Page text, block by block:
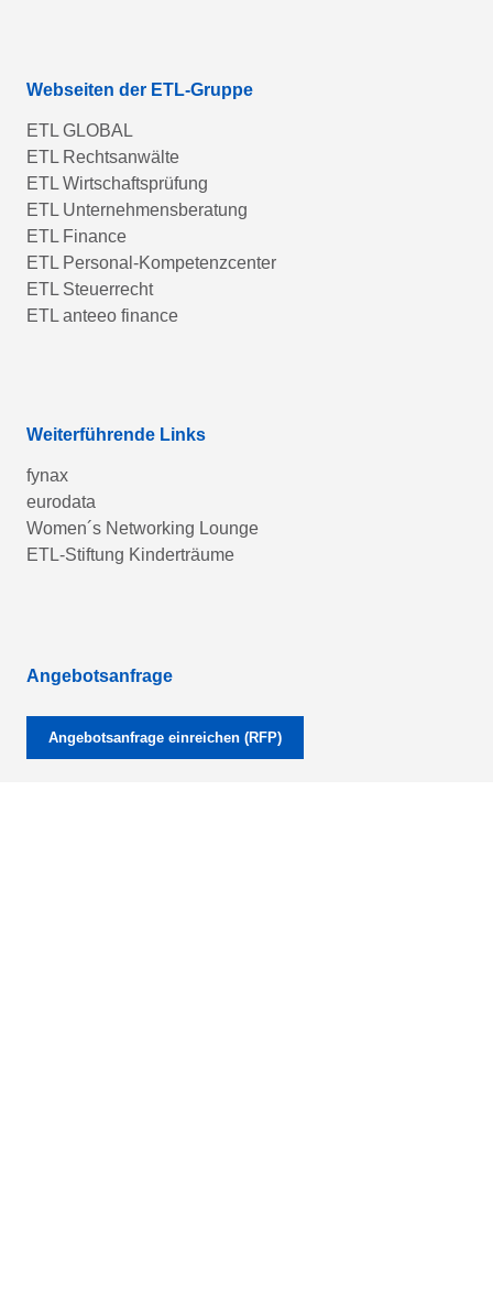
Webseiten der ETL-Gruppe
ETL GLOBAL
ETL Rechtsanwälte
ETL Wirtschaftsprüfung
ETL Unternehmensberatung
ETL Finance
ETL Personal-Kompetenzcenter
ETL Steuerrecht
ETL anteeo finance
Weiterführende Links
fynax
eurodata
Women´s Networking Lounge
ETL-Stiftung Kinderträume
Angebotsanfrage
Angebotsanfrage einreichen (RFP)